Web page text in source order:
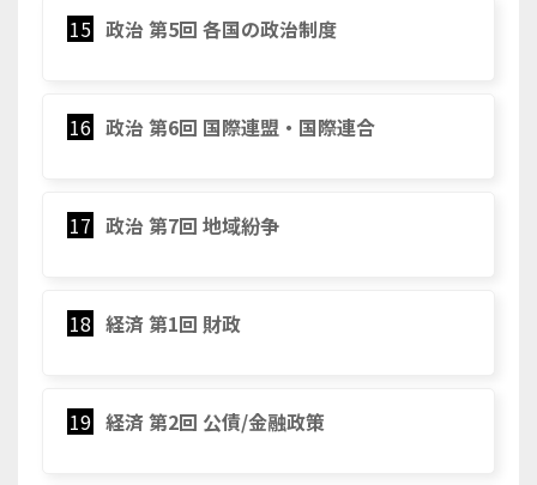
15 政治 第5回 各国の政治制度
16 政治 第6回 国際連盟・国際連合
17 政治 第7回 地域紛争
18 経済 第1回 財政
19 経済 第2回 公債/金融政策